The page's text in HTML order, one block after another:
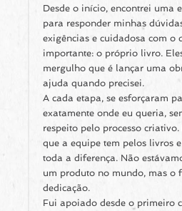
Desde o início, encontrei uma
para responder minhas
exigências e cuidadosa com o
importante: o próprio livro.
mergulho que é lançar uma
ajuda quando precisei.
A cada etapa, se esforçaram
exatamente onde eu queria,
respeito pelo processo
que a equipe tem pelos livros
toda a diferença. Não
um produto no mundo, mas o
dedicação.
Fui apoiado desde o primeiro